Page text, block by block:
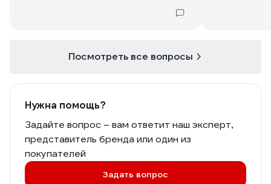
Посмотреть все вопросы
Нужна помощь?
Задайте вопрос – вам ответит наш эксперт,
представитель бренда или один из
покупателей
Задать вопрос